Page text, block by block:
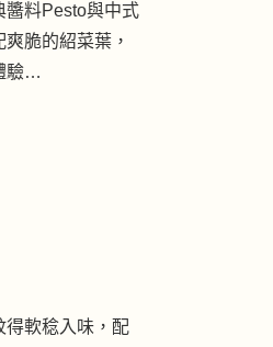
醬料Pesto與中式
脆的紹菜葉，
驗…
得軟稔入味，配